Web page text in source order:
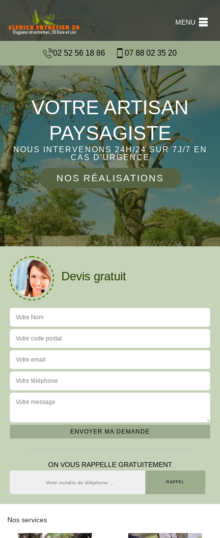
MENU
02 52 56 18 86 07 88 02 35 20
VOTRE ARTISAN
PAYSAGISTE
NOUS INTERVENONS 24H/24 SUR 7J/7 EN
CAS D'URGENCE
NOS RÉALISATIONS
Devis gratuit
ON VOUS RAPPELLE GRATUITEMENT
Nos services